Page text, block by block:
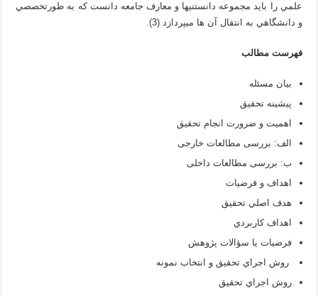
علمي را بايد مجموعه دانستنی­ها و معارف جامعه دانست كه به طورتخصصي
و دانشگاهي به انتقال آن ها می­پردازد (3).
فهرست مطالب
بيان مسئله
پیشینه تحقیق
اهمیت و ضرورت انجام تحقیق
الف: بررسی مطالعات خارجی
ب: بررسی مطالعات داخلی
اهداف و فرضيات
هدف اصلي تحقیق
اهداف كاربردي
فرضيات يا سؤالات پژوهش
روش اجراي تحقیق و انتخاب نمونه
روش اجراي تحقیق